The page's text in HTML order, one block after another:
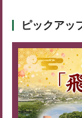
ピックアッ